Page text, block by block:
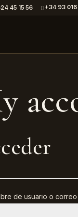
45 15 56 +34 93
de usuario o